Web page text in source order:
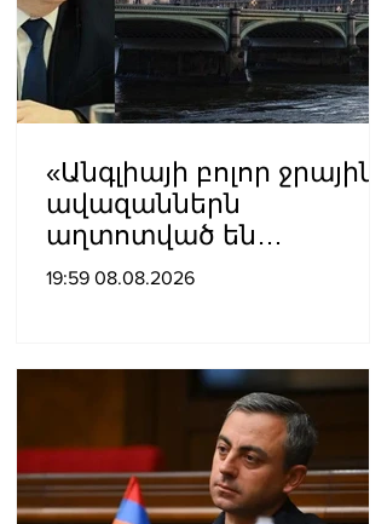
«Անգլիայի բոլոր ջրային
ավազաններն
աղտոտված են
թունավոր քիմիական
19:59 08.08.2026